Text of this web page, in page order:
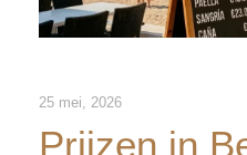
25 mei, 2026
Prijzen in